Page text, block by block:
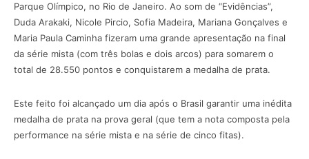
Parque Olímpico, no Rio de Janeiro. Ao som de “Evidências”,
Duda Arakaki, Nicole Pircio, Sofia Madeira, Mariana Gonçalves e
Maria Paula Caminha fizeram uma grande apresentação na final
da série mista (com três bolas e dois arcos) para somarem o
total de 28.550 pontos e conquistarem a medalha de prata.
Este feito foi alcançado um dia após o Brasil garantir uma inédita
medalha de prata na prova geral (que tem a nota composta pela
performance na série mista e na série de cinco fitas).